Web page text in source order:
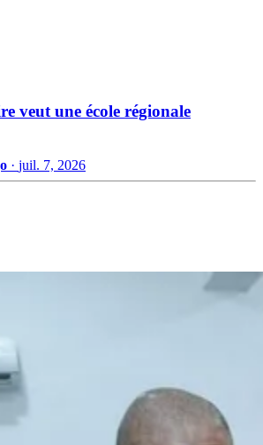
veut une école régionale
· juil. 7, 2026